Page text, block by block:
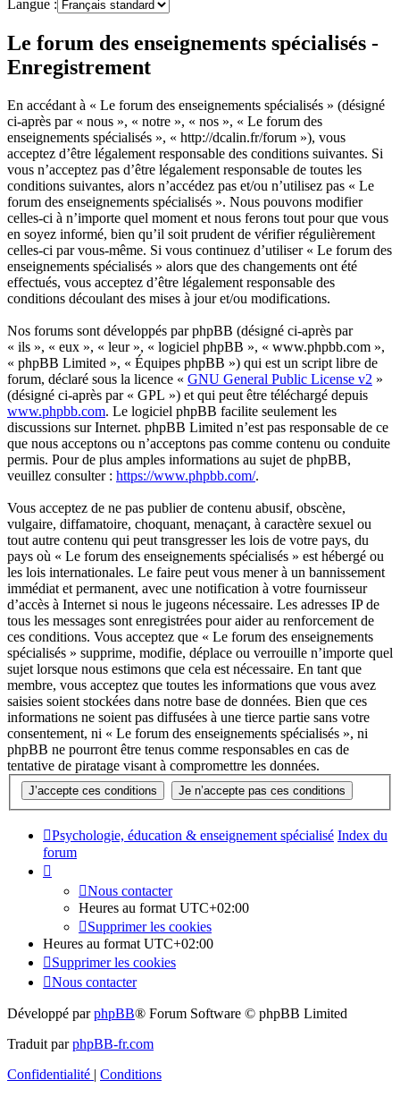
Langue :
Le forum des enseignements spécialisés -
Enregistrement
En accédant à « Le forum des enseignements spécialisés » (désigné
ci-après par « nous », « notre », « nos », « Le forum des
enseignements spécialisés », « http://dcalin.fr/forum »), vous
acceptez d’être légalement responsable des conditions suivantes. Si
vous n’acceptez pas d’être légalement responsable de toutes les
conditions suivantes, alors n’accédez pas et/ou n’utilisez pas « Le
forum des enseignements spécialisés ». Nous pouvons modifier
celles-ci à n’importe quel moment et nous ferons tout pour que vous
en soyez informé, bien qu’il soit prudent de vérifier régulièrement
celles-ci par vous-même. Si vous continuez d’utiliser « Le forum des
enseignements spécialisés » alors que des changements ont été
effectués, vous acceptez d’être légalement responsable des
conditions découlant des mises à jour et/ou modifications.
Nos forums sont développés par phpBB (désigné ci-après par
« ils », « eux », « leur », « logiciel phpBB », « www.phpbb.com »,
« phpBB Limited », « Équipes phpBB ») qui est un script libre de
forum, déclaré sous la licence « GNU General Public License v2 »
(désigné ci-après par « GPL ») et qui peut être téléchargé depuis
www.phpbb.com. Le logiciel phpBB facilite seulement les
discussions sur Internet. phpBB Limited n’est pas responsable de ce
que nous acceptons ou n’acceptons pas comme contenu ou conduite
permis. Pour de plus amples informations au sujet de phpBB,
veuillez consulter : https://www.phpbb.com/.
Vous acceptez de ne pas publier de contenu abusif, obscène,
vulgaire, diffamatoire, choquant, menaçant, à caractère sexuel ou
tout autre contenu qui peut transgresser les lois de votre pays, du
pays où « Le forum des enseignements spécialisés » est hébergé ou
les lois internationales. Le faire peut vous mener à un bannissement
immédiat et permanent, avec une notification à votre fournisseur
d’accès à Internet si nous le jugeons nécessaire. Les adresses IP de
tous les messages sont enregistrées pour aider au renforcement de
ces conditions. Vous acceptez que « Le forum des enseignements
spécialisés » supprime, modifie, déplace ou verrouille n’importe quel
sujet lorsque nous estimons que cela est nécessaire. En tant que
membre, vous acceptez que toutes les informations que vous avez
saisies soient stockées dans notre base de données. Bien que ces
informations ne soient pas diffusées à une tierce partie sans votre
consentement, ni « Le forum des enseignements spécialisés », ni
phpBB ne pourront être tenus comme responsables en cas de
tentative de piratage visant à compromettre les données.
Psychologie, éducation & enseignement spécialisé Index du
forum
Nous contacter
Heures au format UTC+02:00
Supprimer les cookies
Heures au format UTC+02:00
Supprimer les cookies
Nous contacter
Développé parphpBB® Forum Software © phpBB Limited
Traduit parphpBB-fr.com
Confidentialité | Conditions